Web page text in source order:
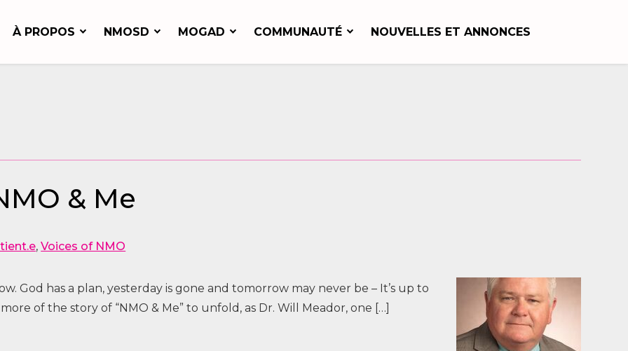
À PROPOS NMOSD MOGAD COMMUNAUTÉ NOUVELLES ET ANNONCES
& Me
,Voices of NMO
God has a plan, yesterday is gone and tomorrow may never be – It’s up to
of the story of “NMO & Me” to unfold, as Dr. Will Meador, one […]